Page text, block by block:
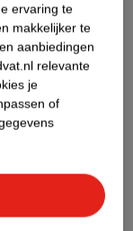
Nature
ervaring te
makkelijker te
aanbiedingen
relevante
je
of